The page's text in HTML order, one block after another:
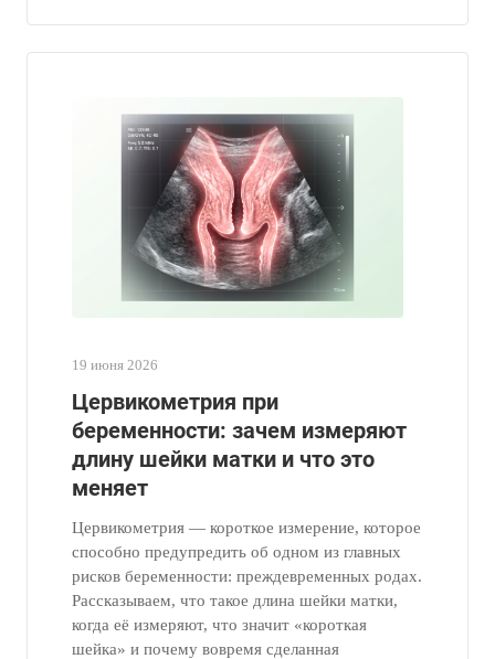
19 июня 2026
Цервикометрия при
беременности: зачем измеряют
длину шейки матки и что это
меняет
Цервикометрия — короткое измерение, которое
способно предупредить об одном из главных
рисков беременности: преждевременных родах.
Рассказываем, что такое длина шейки матки,
когда её измеряют, что значит «короткая
шейка» и почему вовремя сделанная